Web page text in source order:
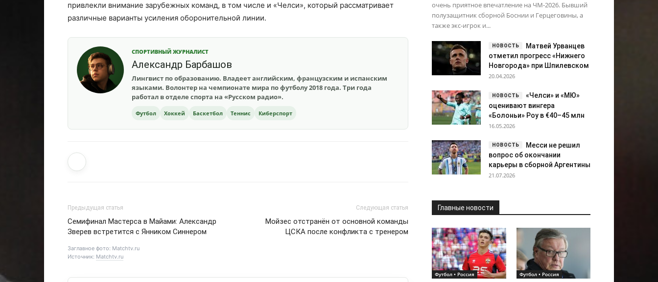
привлекли внимание зарубежных команд, в том числе и «Челси», который рассматривает
различные варианты усиления оборонительной линии.
СПОРТИВНЫЙ ЖУРНАЛИСТ
Александр Барбашов
Лингвист по образованию. Владеет английским, французским и испанским
языками. Волонтер на чемпионате мира по футболу 2018 года. Три года
работал в отделе спорта на «Русском радио».
Футбол Хоккей Баскетбол Теннис Киберспорт
Предыдущая статья
Семифинал Мастерса в Майами: Александр
Зверев встретится с Янником Синнером
Следующая статья
Мойзес отстранён от основной команды
ЦСКА после конфликта с тренером
Заглавное фото: Matchtv.ru
Источник: Matchtv.ru
очень приятное впечатление на ЧМ-2026. Бывший
полузащитник сборной Боснии и Герцеговины, а
также экс-игрок и...
Матвей Урванцев
отметил прогресс «Нижнего
Новгорода» при Шпилевском
20.04.2026
«Челси» и «МЮ»
оценивают вингера
«Болоньи» Роу в €40–45 млн
16.05.2026
Месси не решил
вопрос об окончании
карьеры в сборной Аргентины
21.07.2026
Главные новости
Футбол • Россия Футбол • Россия